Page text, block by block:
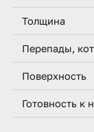
Толщина
Перепады,
Поверхность
Готовность к